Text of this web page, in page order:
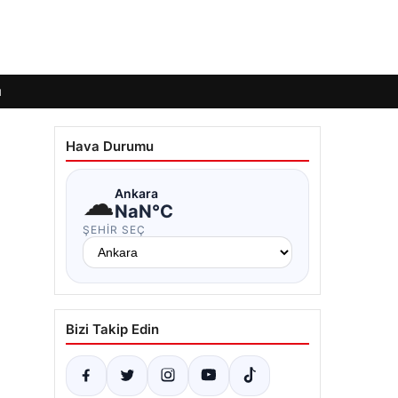
Hava Durumu
☁Ankara
NaN°C
ŞEHIR SEÇ
Bizi Takip Edin